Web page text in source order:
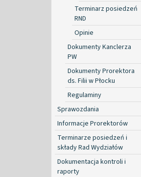
Terminarz posiedzeń
RND
Opinie
Dokumenty Kanclerza
PW
Dokumenty Prorektora
ds. Filii w Płocku
Regulaminy
Sprawozdania
Informacje Prorektorów
Terminarze posiedzeń i
składy Rad Wydziałów
Dokumentacja kontroli i
raporty